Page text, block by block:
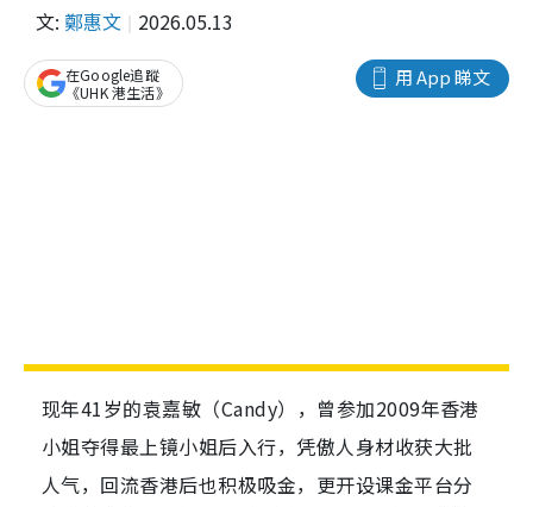
文: 鄭惠文 2026.05.13
用 App 睇文
在Google追蹤
《UHK 港生活》
现年41岁的袁嘉敏（Candy），曾参加2009年香港
小姐夺得最上镜小姐后入行，凭傲人身材收获大批
人气，回流香港后也积极吸金，更开设课金平台分